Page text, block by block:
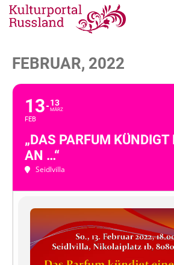
FEBRUAR, 2022
13
FEB
13
MÄRZ
„DAS PARFUM KÜNDIGT
AN …“
Seidlvilla